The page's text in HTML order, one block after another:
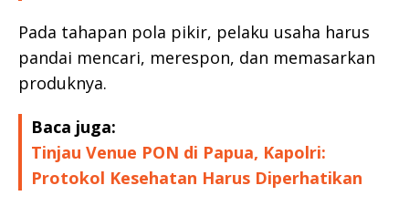
Pada tahapan pola pikir, pelaku usaha harus
pandai mencari, merespon, dan memasarkan
produknya.
Baca juga:
Tinjau Venue PON di Papua, Kapolri:
Protokol Kesehatan Harus Diperhatikan